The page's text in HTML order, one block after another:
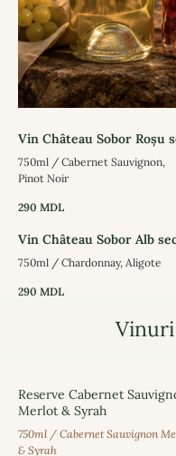
Vin Château Sobor Roșu
750ml / Cabernet Sauvignon,
Pinot Noir
290 MDL
Vin Château Sobor Alb
750ml / Chardonnay, Aligote
290 MDL
Vinuri
Reserve Cabernet
Merlot & Syrah
750ml / Cabernet Sauvignon
& Syrah